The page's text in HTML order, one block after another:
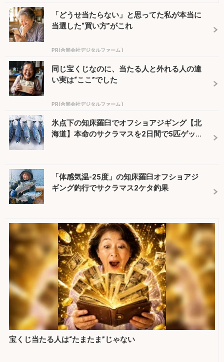
「どうせ当たらない」と思ってた私が本当に
当選した“買い方”がこれ
PR(合同会社デジタルファーム )
同じ宝くじなのに、当たる人と外れる人の違
い実は“ここ”でした
PR(合同会社デジタルファーム )
氷点下の知床羅臼でオフショアジギング【北
海道】本命のサクラマスを2日間で5匹ゲッ...
「体感気温-25度」の知床羅臼オフショアジ
ギング釣行でサクラマス2ケタ釣果
宝くじ当たる人は“たまたま”じゃない